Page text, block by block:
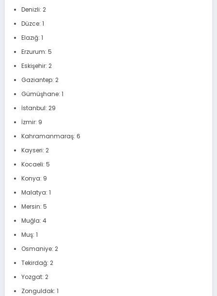
Denizli: 2
Düzce: 1
Elazığ: 1
Erzurum: 5
Eskişehir: 2
Gaziantep: 2
Gümüşhane: 1
İstanbul: 29
İzmir: 9
Kahramanmaraş: 6
Kayseri: 2
Kocaeli: 5
Konya: 9
Malatya: 1
Mersin: 5
Muğla: 4
Muş: 1
Osmaniye: 2
Tekirdağ: 2
Yozgat: 2
Zonguldak: 1